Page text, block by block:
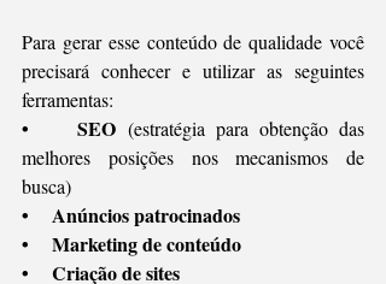
Para gerar esse conteúdo de qualidade você
precisará conhecer e utilizar as seguintes
ferramentas:
•    SEO (estratégia para obtenção das
melhores posições nos mecanismos de
busca)
•    Anúncios patrocinados
•    Marketing de conteúdo
•    Criação de sites